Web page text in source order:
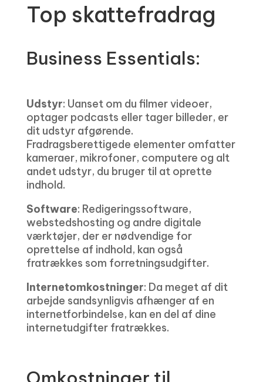
Top skattefradrag
Business Essentials:
Udstyr: Uanset om du filmer videoer,
optager podcasts eller tager billeder, er
dit udstyr afgørende.
Fradragsberettigede elementer omfatter
kameraer, mikrofoner, computere og alt
andet udstyr, du bruger til at oprette
indhold.
Software: Redigeringssoftware,
webstedshosting og andre digitale
værktøjer, der er nødvendige for
oprettelse af indhold, kan også
fratrækkes som forretningsudgifter.
Internetomkostninger: Da meget af dit
arbejde sandsynligvis afhænger af en
internetforbindelse, kan en del af dine
internetudgifter fratrækkes.